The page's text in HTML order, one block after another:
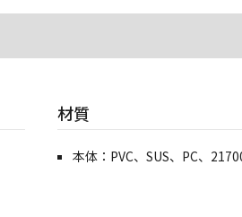
材質
本体：PVC、SUS、PC、